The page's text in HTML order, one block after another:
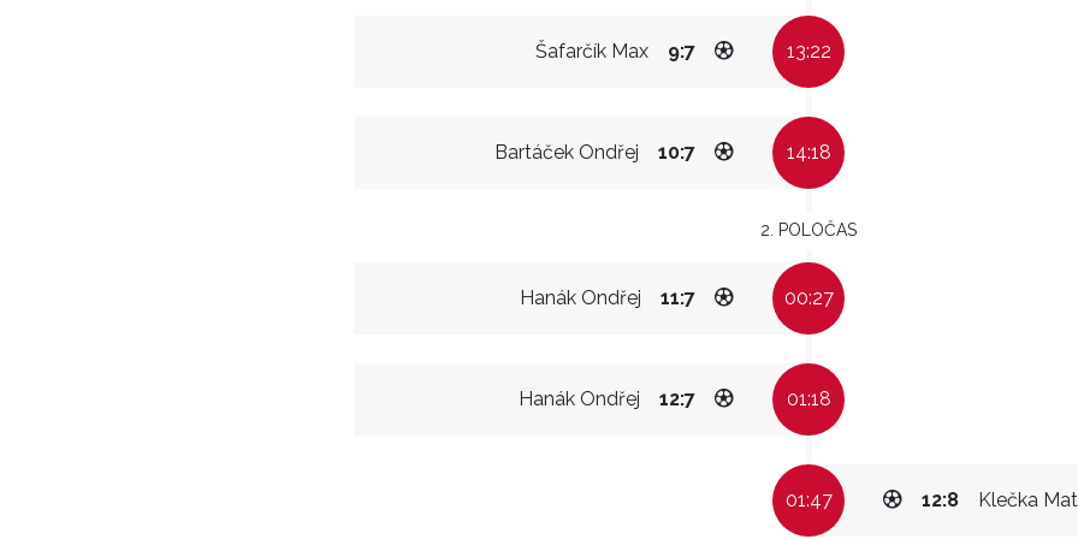
Šafarčík Max 9:7 13:22
Bartáček Ondřej 10:7 14:18
2. POLOČAS
Hanák Ondřej 11:7 00:27
Hanák Ondřej 12:7 01:18
01:47 Klečka
12:8